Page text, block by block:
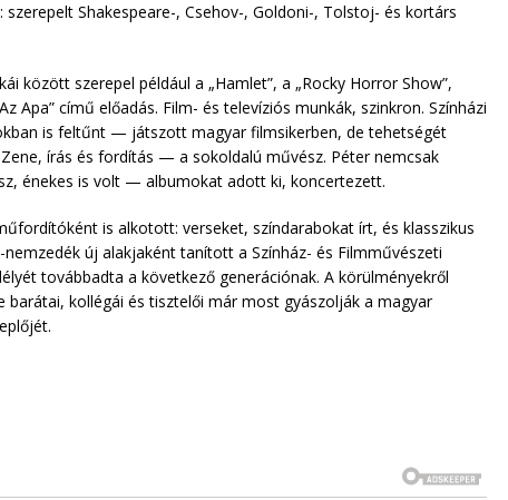
Shakespeare-, Csehov-, Goldoni-, Tolstoj- és kortárs
között szerepel például a „Hamlet”, a „Rocky Horror Show”,
Apa” című előadás. Film- és televíziós munkák, szinkron. Színházi
is feltűnt — játszott magyar filmsikerben, de tehetségét
írás és fordítás — a sokoldalú művész. Péter nemcsak
énekes is volt — albumokat adott ki, koncertezett.
is alkotott: verseket, színdarabokat írt, és klasszikus
új alakjaként tanított a Színház- és Filmművészeti
továbbadta a következő generációnak. A körülményekről
barátai, kollégái és tisztelői már most gyászolják a magyar